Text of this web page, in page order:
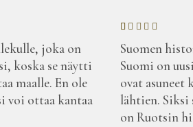
joka on
koska se näytti
maalle. En ole
voi ottaa kantaa
Suomen
Suomi on
ovat
lähtien. Siksi
on Ruotsin